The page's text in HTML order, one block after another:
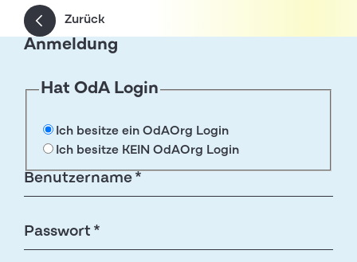
Zurück
Anmeldung
Hat OdA Login
Ich besitze ein OdAOrg Login
Ich besitze KEIN OdAOrg Login
Benutzername *
Passwort *